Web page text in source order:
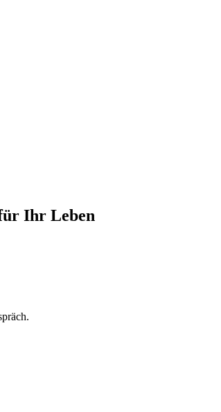
Ihr Leben